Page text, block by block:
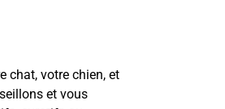
chat, votre chien, et
et vous